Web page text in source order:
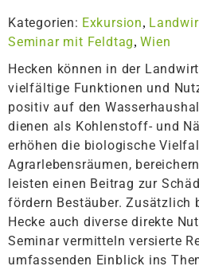
Kategorien: Exkursion,
Seminar mit Feldtag,Wien
Hecken können in der
vielfältige Funktionen und
positiv auf den
dienen als Kohlenstoff- und
erhöhen die biologische
Agrarlebensräumen,
leisten einen Beitrag zur
fördern Bestäuber. Zusätzlich
Hecke auch diverse direkte
Seminar vermitteln versierte
umfassenden Einblick ins